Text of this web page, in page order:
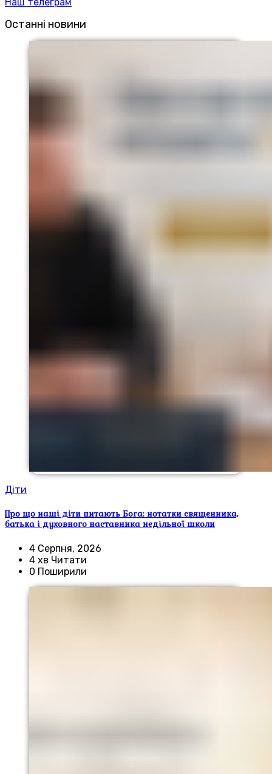
Останні новини
Діти
Про що наші діти питають Бога: нотатки священника,
батька і духовного наставника недільної школи
4 Серпня, 2026
4 хв Читати
0 Поширили